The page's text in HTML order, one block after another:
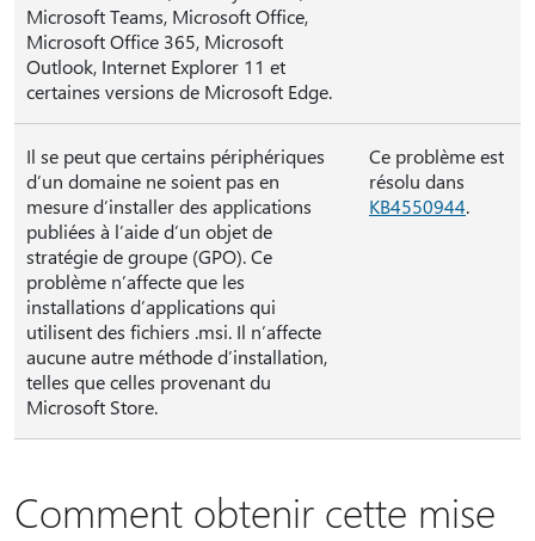
Microsoft Teams, Microsoft Office,
Microsoft Office 365, Microsoft
Outlook, Internet Explorer 11 et
certaines versions de Microsoft Edge.
Il se peut que certains périphériques
d’un domaine ne soient pas en
mesure d’installer des applications
publiées à l’aide d’un objet de
stratégie de groupe (GPO). Ce
problème n’affecte que les
installations d’applications qui
utilisent des fichiers .msi. Il n’affecte
aucune autre méthode d’installation,
telles que celles provenant du
Microsoft Store.
Ce problème est
résolu dans
KB4550944.
Comment obtenir cette mise